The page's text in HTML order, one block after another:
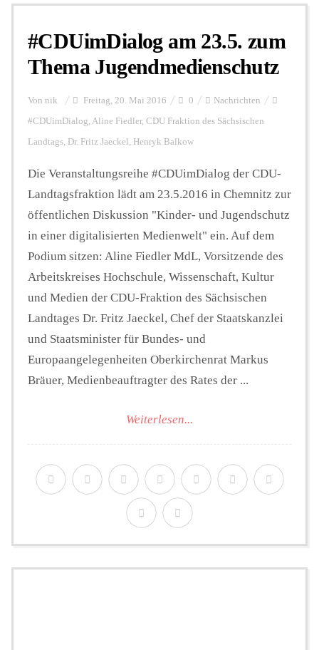
Personalien
Hintergrund
FUNKTURM-Beiträge
Podcast
Seminare
Unterstützen
#CDUimDialog am 23.5. zum
Thema Jugendmedienschutz
Von nik Freitag, 20. Mai 2016 0 Nachrichten
#CDUimDialog, Aline Fiedler, CDU Fraktion des Sächsischen
Landtags, Dr. Fritz Jaeckel , Henryk Balkow
Die Veranstaltungsreihe #CDUimDialog der CDU-
Landtagsfraktion lädt am 23.5.2016 in Chemnitz zur
öffentlichen Diskussion "Kinder- und Jugendschutz
in einer digitalisierten Medienwelt" ein. Auf dem
Podium sitzen: Aline Fiedler MdL, Vorsitzende des
Arbeitskreises Hochschule, Wissenschaft, Kultur
und Medien der CDU-Fraktion des Sächsischen
Landtages Dr. Fritz Jaeckel, Chef der Staatskanzlei
und Staatsminister für Bundes- und
Europaangelegenheiten Oberkirchenrat Markus
Bräuer, Medienbeauftragter des Rates der ...
Weiterlesen...